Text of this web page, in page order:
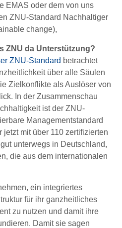
EMAS oder dem von uns
ZNU-Standard Nachhaltiger
change),
ZNU da Unterstützung?
ZNU-Standard betrachtet
über alle Säulen
Zielkonflikte als Auslöser von
In der Zusammenschau
ist der ZNU-
Managementstandard
mit über 110 zertifizierten
unterwegs in Deutschland,
die aus dem internationalen
ein integriertes
für ihr ganzheitliches
zu nutzen und damit ihre
Damit sie sagen